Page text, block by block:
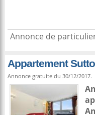
Annonce de
Appartement
Annonce gratuite du 30/12/2017.